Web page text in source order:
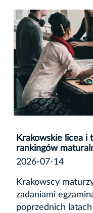
Krakowskie licea i
rankingów
2026-07-14
Krakowscy
zadaniami
poprzednich